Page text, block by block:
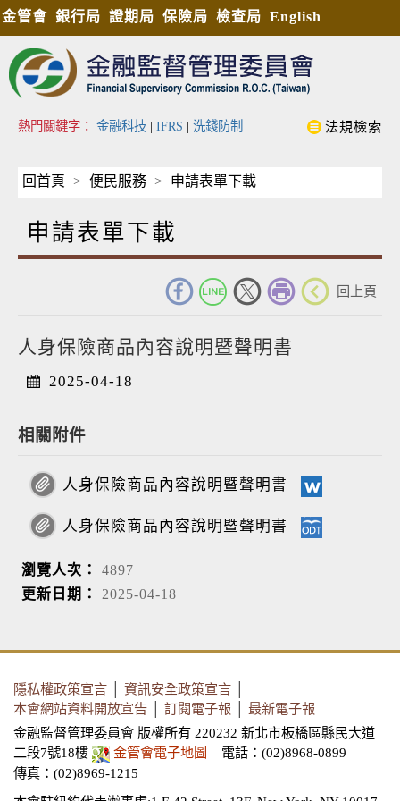
金管會 銀行局 證期局 保險局 檢查局 English
熱門關鍵字： 金融科技 | IFRS | 洗錢防制 法規檢索
回首頁 便民服務 申請表單下載
申請表單下載
回上頁
人身保險商品內容說明暨聲明書
2025-04-18
相關附件
人身保險商品內容說明暨聲明書
人身保險商品內容說明暨聲明書
瀏覽人次： 4897
更新日期： 2025-04-18
隱私權政策宣言 資訊安全政策宣言
本會網站資料開放宣告
訂閱電子報
最新電子報
金融監督管理委員會 版權所有 220232 新北市板橋區縣民大道
二段7號18樓
金管會電子地圖
電話：(02)8968-0899
傳真：(02)8969-1215